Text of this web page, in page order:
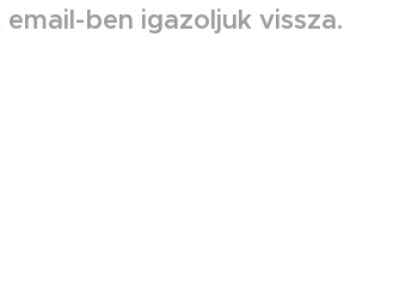
ben igazoljuk vissza.